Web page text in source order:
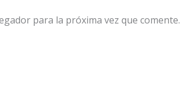
para la próxima vez que comente.